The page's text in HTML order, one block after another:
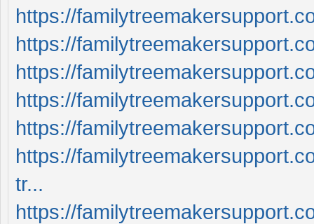
https://
https://
https://
https://
https://
https://
tr...
https://